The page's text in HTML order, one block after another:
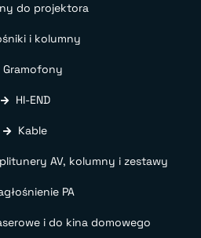
do projektora
i kolumny
Gramofony
HI-END
Kable
AV, kolumny i zestawy
PA
i do kina domowego